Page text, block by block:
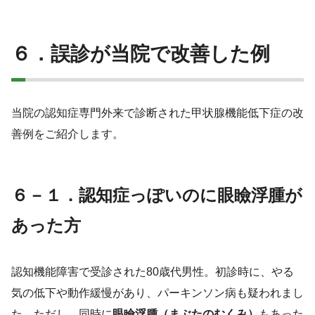
６．誤診が当院で改善した例
当院の認知症専門外来で診断された甲状腺機能低下症の改
善例をご紹介します。
６－１．認知症っぽいのに眼瞼浮腫が
あった方
認知機能障害で受診された80歳代男性。初診時に、やる
気の低下や動作緩慢があり、パーキンソン病も疑われまし